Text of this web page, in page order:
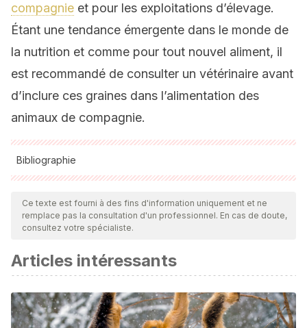
compagnie et pour les exploitations d’élevage.
Étant une tendance émergente dans le monde de
la nutrition et comme pour tout nouvel aliment, il
est recommandé de consulter un vétérinaire avant
d’inclure ces graines dans l’alimentation des
animaux de compagnie.
Bibliographie
Toutes les sources citées ont été examinées en profondeur
par notre équipe pour garantir leur qualité, leur fiabilité, leur
actualité et leur validité. La bibliographie de cet article a été
ou scientifique
K. (2018, 18 junio).Diferencias entre cáñamo y marihuana
Dinafem. https://www.dinafem.org/es/blog/ca-amo-vs-
marihuana/
Ce texte est fourni à des fins d'information uniquement et ne
remplace pas la consultation d'un professionnel. En cas de doute,
consultez votre spécialiste.
Articles intéressants